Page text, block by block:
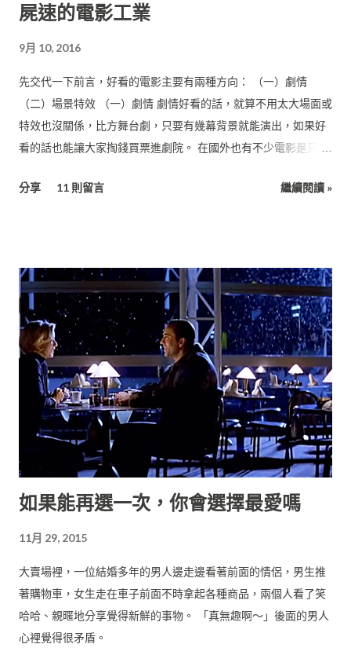
屍速的電影工業
9月 10, 2016
先交代一下前言，好看的電影主要有兩種方向： （一）劇情
（二）場景特效 （一）劇情 劇情好看的話，就算不用太大場面或
特效也沒關係，比方舞台劇，只要有幾幕背景就能演出，如果好
看的話也能讓大家掏錢買票進劇院。 在國外也有不少電影是只靠
2009） 這部片描述一群人接到了超級高薪的工作面試機會，但在
一位大學教授即將離校，邀請一群學校同事來家裡辦惜別會，然
後他突然透露自己是一個獨特的人類！引發在場所有人的質問，
隨著他越講越多，大家也越來越驚訝難道那是真的很特別？整部
片也幾乎就在這個小客廳裡拍攝。（預算：美金20萬） 這些片就
靠演員的對白來建構整個故事，而你為了想知道劇情發展也會很
投入地看下去，而且這兩部片評價都非常好。 （二）場景特效 電
影是視覺導向，所以你也可以利用豐富的新鮮畫面來讓觀眾「享
受」視覺震撼，比方： 《星際大戰》（Star Wars, 1977）讓大家
看到超前衛的太空船。 《侏羅紀公園》（Jurassic Park, 1993）
讓大家看到超真實的恐龍。 《阿凡達》（Avatar, 2009）讓大家
看到了超炫麗的外星世界。 這些前所未見的經典元素，讓往後的
略，都已經見怪不怪了吧。 這三部片的導演因此成為歷史上最知
名的導演： 喬治．盧卡斯 史蒂芬．史匹柏 詹姆斯．卡麥隆 而這
三部片則都各自間隔16年，算是一個有趣的巧合。 你可能以為，
最大場面的電影一定花最多錢吧，要請很多臨時演員不是嗎？ 但
實際上並不是，影史最貴的片是像《加勒比海盜》、《復仇者聯
分享 11 則留言 繼續閱讀 »
如果能再選一次，你會選擇最愛嗎
11月 29, 2015
大賣場裡，一位結婚多年的男人邊走邊看著前面的情侶，男生推
著購物車，女生走在車子前面不時拿起各種商品，兩個人看了笑
哈哈、親暱地分享覺得新鮮的事物。 「真無趣啊～」後面的男人
心裡覺得很矛盾。